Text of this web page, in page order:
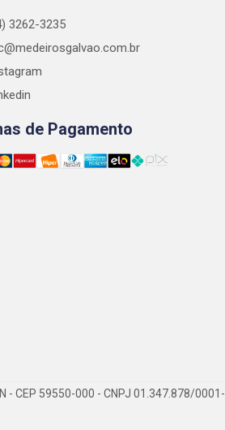
3262-3235
de Pagamento
- CEP 59550-000 - CNPJ 01.347.878/0001-